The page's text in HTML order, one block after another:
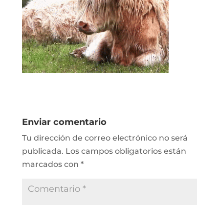
Enviar comentario
Tu dirección de correo electrónico no será
publicada. Los campos obligatorios están
marcados con *